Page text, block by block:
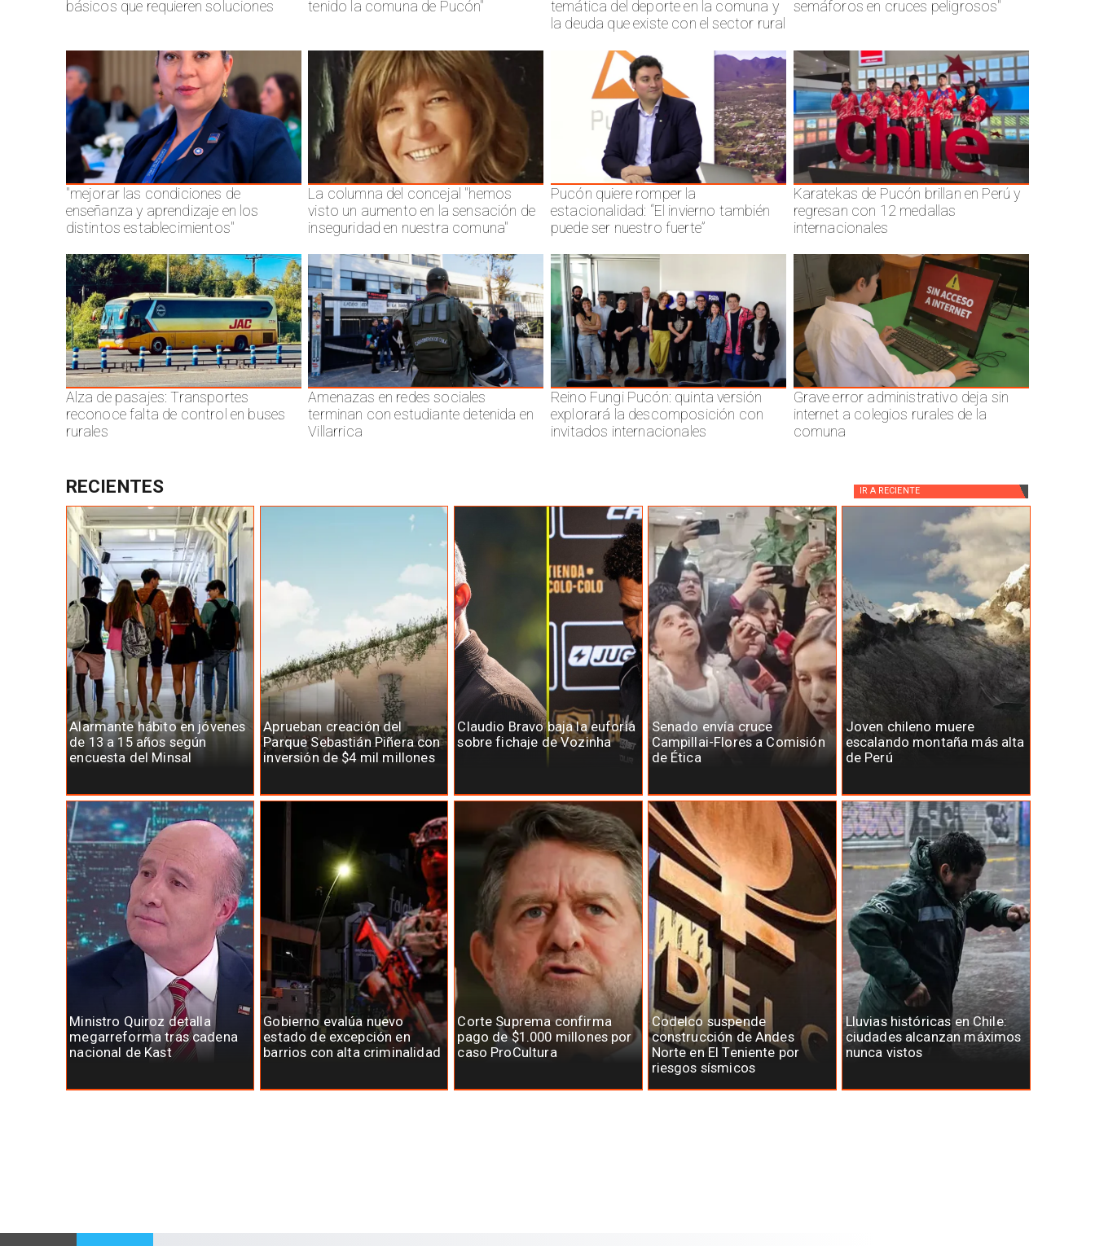
básicos que requieren soluciones
tenido la comuna de Pucón"
temática del deporte en la comuna y
la deuda que existe con el sector rural
semáforos en cruces peligrosos"
"mejorar las condiciones de
enseñanza y aprendizaje en los
distintos establecimientos"
La columna del concejal "hemos
visto un aumento en la sensación de
inseguridad en nuestra comuna"
Pucón quiere romper la
estacionalidad: “El invierno también
puede ser nuestro fuerte”
Karatekas de Pucón brillan en Perú y
regresan con 12 medallas
internacionales
Alza de pasajes: Transportes
reconoce falta de control en buses
rurales
Amenazas en redes sociales
terminan con estudiante detenida en
Villarrica
Reino Fungi Pucón: quinta versión
explorará la descomposición con
invitados internacionales
Grave error administrativo deja sin
internet a colegios rurales de la
comuna
Alarmante hábito en jóvenes
de 13 a 15 años según
encuesta del Minsal
Aprueban creación del
Parque Sebastián Piñera con
inversión de $4 mil millones
Claudio Bravo baja la euforia
sobre fichaje de Vozinha
Senado envía cruce
Campillai-Flores a Comisión
de Ética
Joven chileno muere
escalando montaña más alta
de Perú
Ministro Quiroz detalla
megarreforma tras cadena
nacional de Kast
Gobierno evalúa nuevo
estado de excepción en
barrios con alta criminalidad
Corte Suprema confirma
pago de $1.000 millones por
caso ProCultura
Codelco suspende
construcción de Andes
Norte en El Teniente por
riesgos sísmicos
Lluvias históricas en Chile:
ciudades alcanzan máximos
nunca vistos
RECIENTES IR A RECIENTE